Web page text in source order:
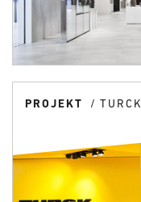
PROJEKT TURCK